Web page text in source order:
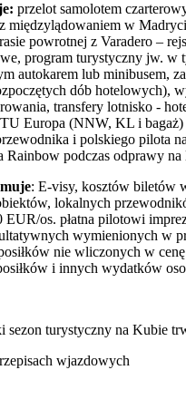
przelot samolotem
międzylądowaniem w
powrotnej z Varadero –
program turystyczny jw. w
autokarem lub minibusem,
dób hotelowych),
transfery lotnisko -
Europa (NNW, KL i bagaż)
i polskiego pilota
Rainbow podczas odprawy
: E-visy, kosztów biletów
lokalnych
EUR/os. płatna pilotowi
wymienionych w
nie wliczonych w
i innych wydatków
sezon turystyczny na Kubie
wjazdowych